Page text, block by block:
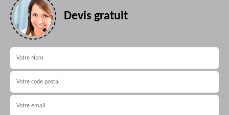
Devis gratuit